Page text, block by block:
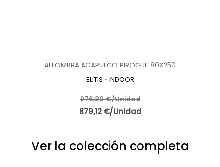
ALFOMBRA ACAPULCO PIROGUE 80X250
ELITIS - INDOOR
976,80 €/Unidad
879,12 €/Unidad
Ver la colección completa